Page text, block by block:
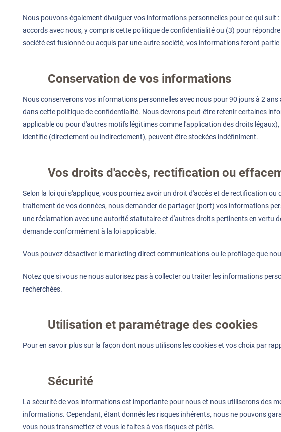
Nous pouvons également divulguer vos informations personnelles pour ce qui
accords avec nous, y compris cette politique de confidentialité ou (3) pour
société est fusionné ou acquis par une autre société, vos informations feront
Conservation de vos informations
Nous conserverons vos informations personnelles avec nous pour 90 jours à 2
dans cette politique de confidentialité. Nous devrons peut-être retenir certaines
applicable ou pour d'autres motifs légitimes comme l'application des droits
identifie (directement ou indirectement), peuvent être stockées indéfiniment.
Vos droits d'accès, rectification ou
Selon la loi qui s'applique, vous pourriez avoir un droit d'accès et de rectification
traitement de vos données, nous demander de partager (port) vos informations
une réclamation avec une autorité statutaire et d'autres droits pertinents en vertu
demande conformément à la loi applicable.
Vous pouvez désactiver le marketing direct communications ou le profilage que
Notez que si vous ne nous autorisez pas à collecter ou traiter les informations
recherchées.
Utilisation et paramétrage des cookies
Pour en savoir plus sur la façon dont nous utilisons les cookies et vos choix par
Sécurité
La sécurité de vos informations est importante pour nous et nous utiliserons des
informations. Cependant, étant donnés les risques inhérents, nous ne pouvons
vous nous transmettez et vous le faites à vos risques et périls.